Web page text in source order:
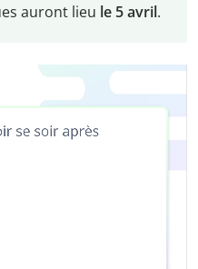
auront lieu le 5 avril.